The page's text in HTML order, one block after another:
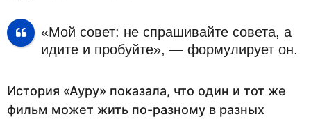
«Мой совет: не спрашивайте совета, а
идите и пробуйте», — формулирует он.
История «Ауру» показала, что один и тот же
фильм может жить по-разному в разных